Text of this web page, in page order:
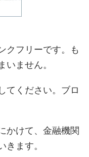
クフリーです。も
いません。
てください。ブロ
かけて、金融機関
ます。